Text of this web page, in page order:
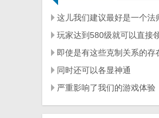
这儿我们建议最好是一个法
玩家达到580级就可以直接
即使是有这些克制关系的存
同时还可以各显神通
严重影响了我们的游戏体验